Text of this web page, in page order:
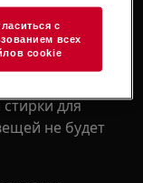
от типа
для
не будет
с
всех
cookie